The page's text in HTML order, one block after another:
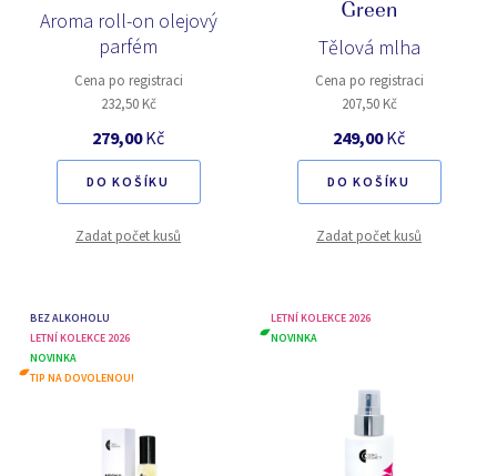
Aroma roll-on olejový
parfém
Cena po registraci
232,50 Kč
279,00Kč
DO KOŠÍKU
Zadat počet kusů
Green
Tělová mlha
Cena po registraci
207,50 Kč
249,00Kč
DO KOŠÍKU
Zadat počet kusů
BEZ ALKOHOLU
LETNÍ KOLEKCE 2026
NOVINKA
TIP NA DOVOLENOU!
LETNÍ KOLEKCE 2026
NOVINKA